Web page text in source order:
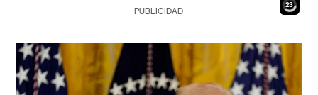
21
PUBLICIDAD